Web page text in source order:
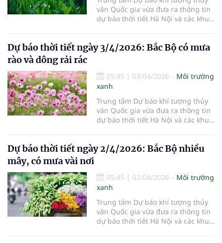
văn Quốc gia vừa đưa ra thông tin
dự báo thời tiết Hà Nội và các khu
Dự báo thời tiết ngày 3/4/2026: Bắc Bộ có mưa
rào và dông rải rác
05:45 | 03/04/2026
Môi trường
xanh
Trung tâm Dự báo khí tượng thủy
văn Quốc gia vừa đưa ra thông tin
dự báo thời tiết Hà Nội và các khu
Dự báo thời tiết ngày 2/4/2026: Bắc Bộ nhiều
mây, có mưa vài nơi
05:45 | 02/04/2026
Môi trường
xanh
Trung tâm Dự báo khí tượng thủy
văn Quốc gia vừa đưa ra thông tin
dự báo thời tiết Hà Nội và các khu